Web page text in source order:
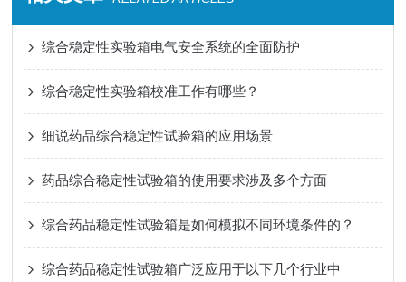
综合稳定性实验箱电气安全系统的全面防护
综合稳定性实验箱校准工作有哪些？
细说药品综合稳定性试验箱的应用场景
药品综合稳定性试验箱的使用要求涉及多个方面
综合药品稳定性试验箱是如何模拟不同环境条件的？
综合药品稳定性试验箱广泛应用于以下几个行业中